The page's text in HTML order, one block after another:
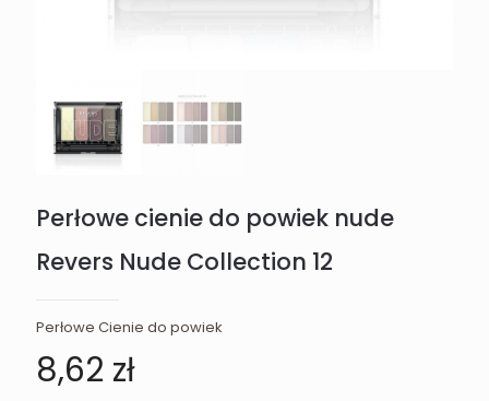
Perłowe cienie do powiek nude
Revers Nude Collection 12
Perłowe Cienie do powiek
8,62 zł